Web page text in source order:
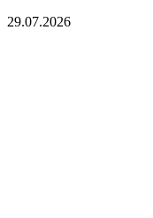
29.07.2026